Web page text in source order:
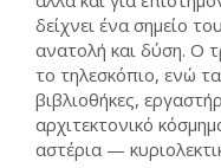
δείχνει ένα σημείο
ανατολή και δύση. Ο
το τηλεσκόπιο, ενώ
βιβλιοθήκες,
αρχιτεκτονικό
αστέρια —